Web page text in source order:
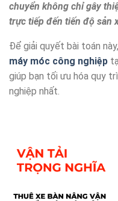
chuyển không chỉ gây
trực tiếp đến tiến độ sản
Để giải quyết bài toán
máy móc công nghiệp
giúp bạn tối ưu hóa quy
nghiệp nhất.